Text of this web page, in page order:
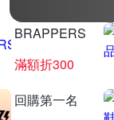
BRAPPERS
滿額折300
回購第一名